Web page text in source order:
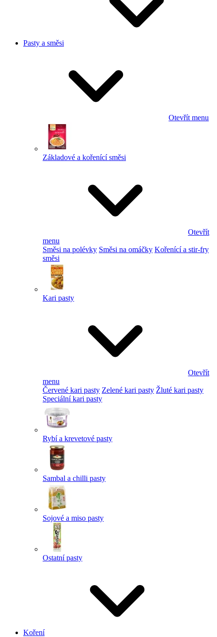
Pasty a směsi
Otevřít menu
Základové a kořenící směsi
Otevřít
menu
Směsi na polévky Směsi na omáčky Kořenící a stir-fry
směsi
Kari pasty
Otevřít
menu
Červené kari pasty Zelené kari pasty Žluté kari pasty
Speciální kari pasty
Rybí a krevetové pasty
Sambal a chilli pasty
Sojové a miso pasty
Ostatní pasty
Koření